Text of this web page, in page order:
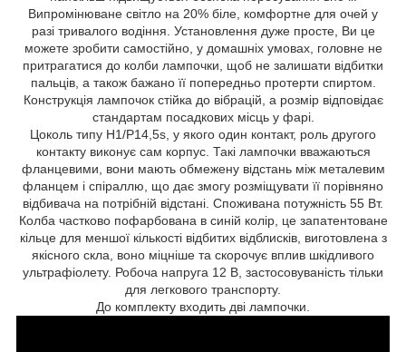
Випромінюване світло на 20% біле, комфортне для очей у
разі тривалого водіння. Установлення дуже просте, Ви це
можете зробити самостійно, у домашніх умовах, головне не
притрагатися до колби лампочки, щоб не залишати відбитки
пальців, а також бажано її попередньо протерти спиртом.
Конструкція лампочок стійка до вібрацій, а розмір відповідає
стандартам посадкових місць у фарі.
Цоколь типу Н1/P14,5s, у якого один контакт, роль другого
контакту виконує сам корпус. Такі лампочки вважаються
фланцевими, вони мають обмежену відстань між металевим
фланцем і спіраллю, що дає змогу розміщувати її порівняно
відбивача на потрібній відстані. Споживана потужність 55 Вт.
Колба частково пофарбована в синій колір, це запатентоване
кільце для меншої кількості відбитих відблисків, виготовлена з
якісного скла, воно міцніше та скорочує вплив шкідливого
ультрафіолету. Робоча напруга 12 В, застосовуваність тільки
для легкового транспорту.
До комплекту входить дві лампочки.